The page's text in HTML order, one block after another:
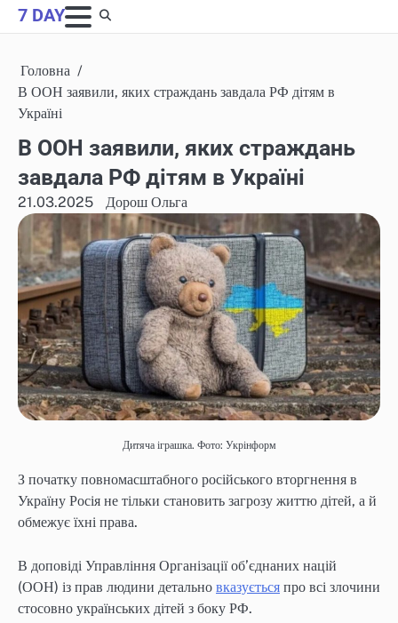
Skip
to
7 DAY
Головна
В ООН заявили, яких страждань завдала РФ дітям в
Україні
В ООН заявили, яких страждань
завдала РФ дітям в Україні
21.03.2025 Дорош Ольга
Дитяча іграшка. Фото: Укрінформ
З початку повномасштабного російського вторгнення в
Україну Росія не тільки становить загрозу життю дітей, а й
обмежує їхні права.
В доповіді Управління Організації об’єднаних націй
(ООН) із прав людини детально вказується про всі злочини
стосовно українських дітей з боку РФ.